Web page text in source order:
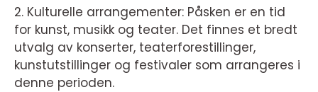
2. Kulturelle arrangementer: Påsken er en tid
for kunst, musikk og teater. Det finnes et bredt
utvalg av konserter, teaterforestillinger,
kunstutstillinger og festivaler som arrangeres i
denne perioden.